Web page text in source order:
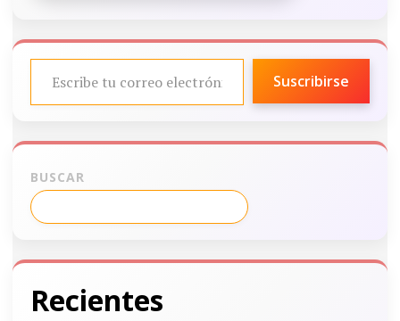
ESCRIBE TU CORREO ELECTRÓNICO…
Suscribirse
BUSCAR
Recientes